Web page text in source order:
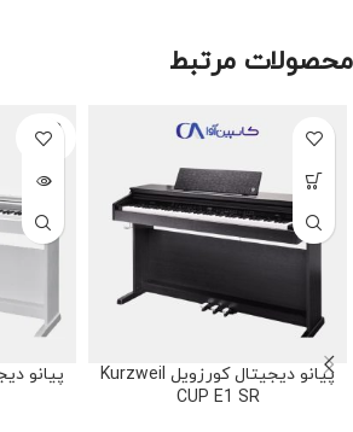
محصولات مرتبط
پیانو دیجیتال کورزویل Kurzweil
CUP E1 SR
SOLD
OUT